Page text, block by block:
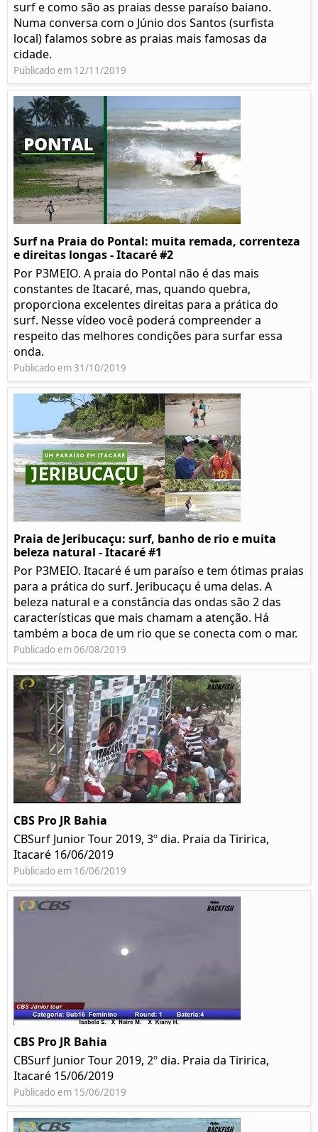
surf e como são as praias desse paraíso baiano.
Numa conversa com o Júnio dos Santos (surfista
local) falamos sobre as praias mais famosas da
cidade.
Publicado em 12/11/2019
Surf na Praia do Pontal: muita remada, correnteza
e direitas longas - Itacaré #2
Por P3MEIO. A praia do Pontal não é das mais
constantes de Itacaré, mas, quando quebra,
proporciona excelentes direitas para a prática do
surf. Nesse vídeo você poderá compreender a
respeito das melhores condições para surfar essa
onda.
Publicado em 31/10/2019
Praia de Jeribucaçu: surf, banho de rio e muita
beleza natural - Itacaré #1
Por P3MEIO. Itacaré é um paraíso e tem ótimas praias
para a prática do surf. Jeribucaçu é uma delas. A
beleza natural e a constância das ondas são 2 das
características que mais chamam a atenção. Há
também a boca de um rio que se conecta com o mar.
Publicado em 06/08/2019
CBS Pro JR Bahia
CBSurf Junior Tour 2019, 3º dia. Praia da Tiririca,
Itacaré 16/06/2019
Publicado em 16/06/2019
CBS Pro JR Bahia
CBSurf Junior Tour 2019, 2º dia. Praia da Tiririca,
Itacaré 15/06/2019
Publicado em 15/06/2019